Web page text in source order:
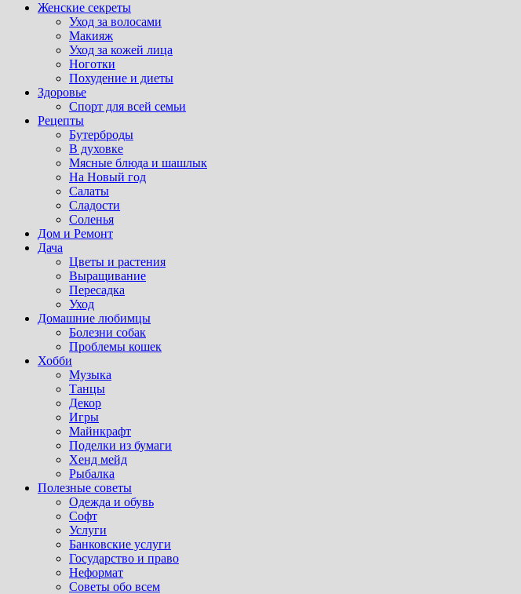
Женские секреты
Уход за волосами
Макияж
Уход за кожей лица
Ноготки
Похудение и диеты
Здоровье
Спорт для всей семьи
Рецепты
Бутерброды
В духовке
Мясные блюда и шашлык
На Новый год
Салаты
Сладости
Соленья
Дом и Ремонт
Дача
Цветы и растения
Выращивание
Пересадка
Уход
Домашние любимцы
Болезни собак
Проблемы кошек
Хобби
Музыка
Танцы
Декор
Игры
Майнкрафт
Поделки из бумаги
Хенд мейд
Рыбалка
Полезные советы
Одежда и обувь
Софт
Услуги
Банковские услуги
Государство и право
Неформат
Советы обо всем